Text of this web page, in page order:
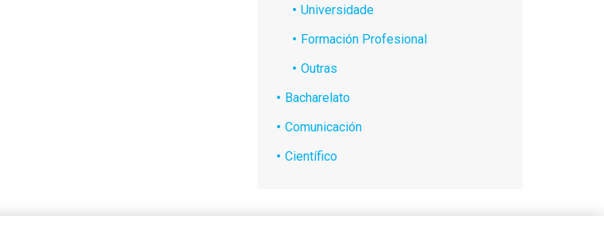
Universidade
Formación Profesional
Outras
Bacharelato
Comunicación
Científico